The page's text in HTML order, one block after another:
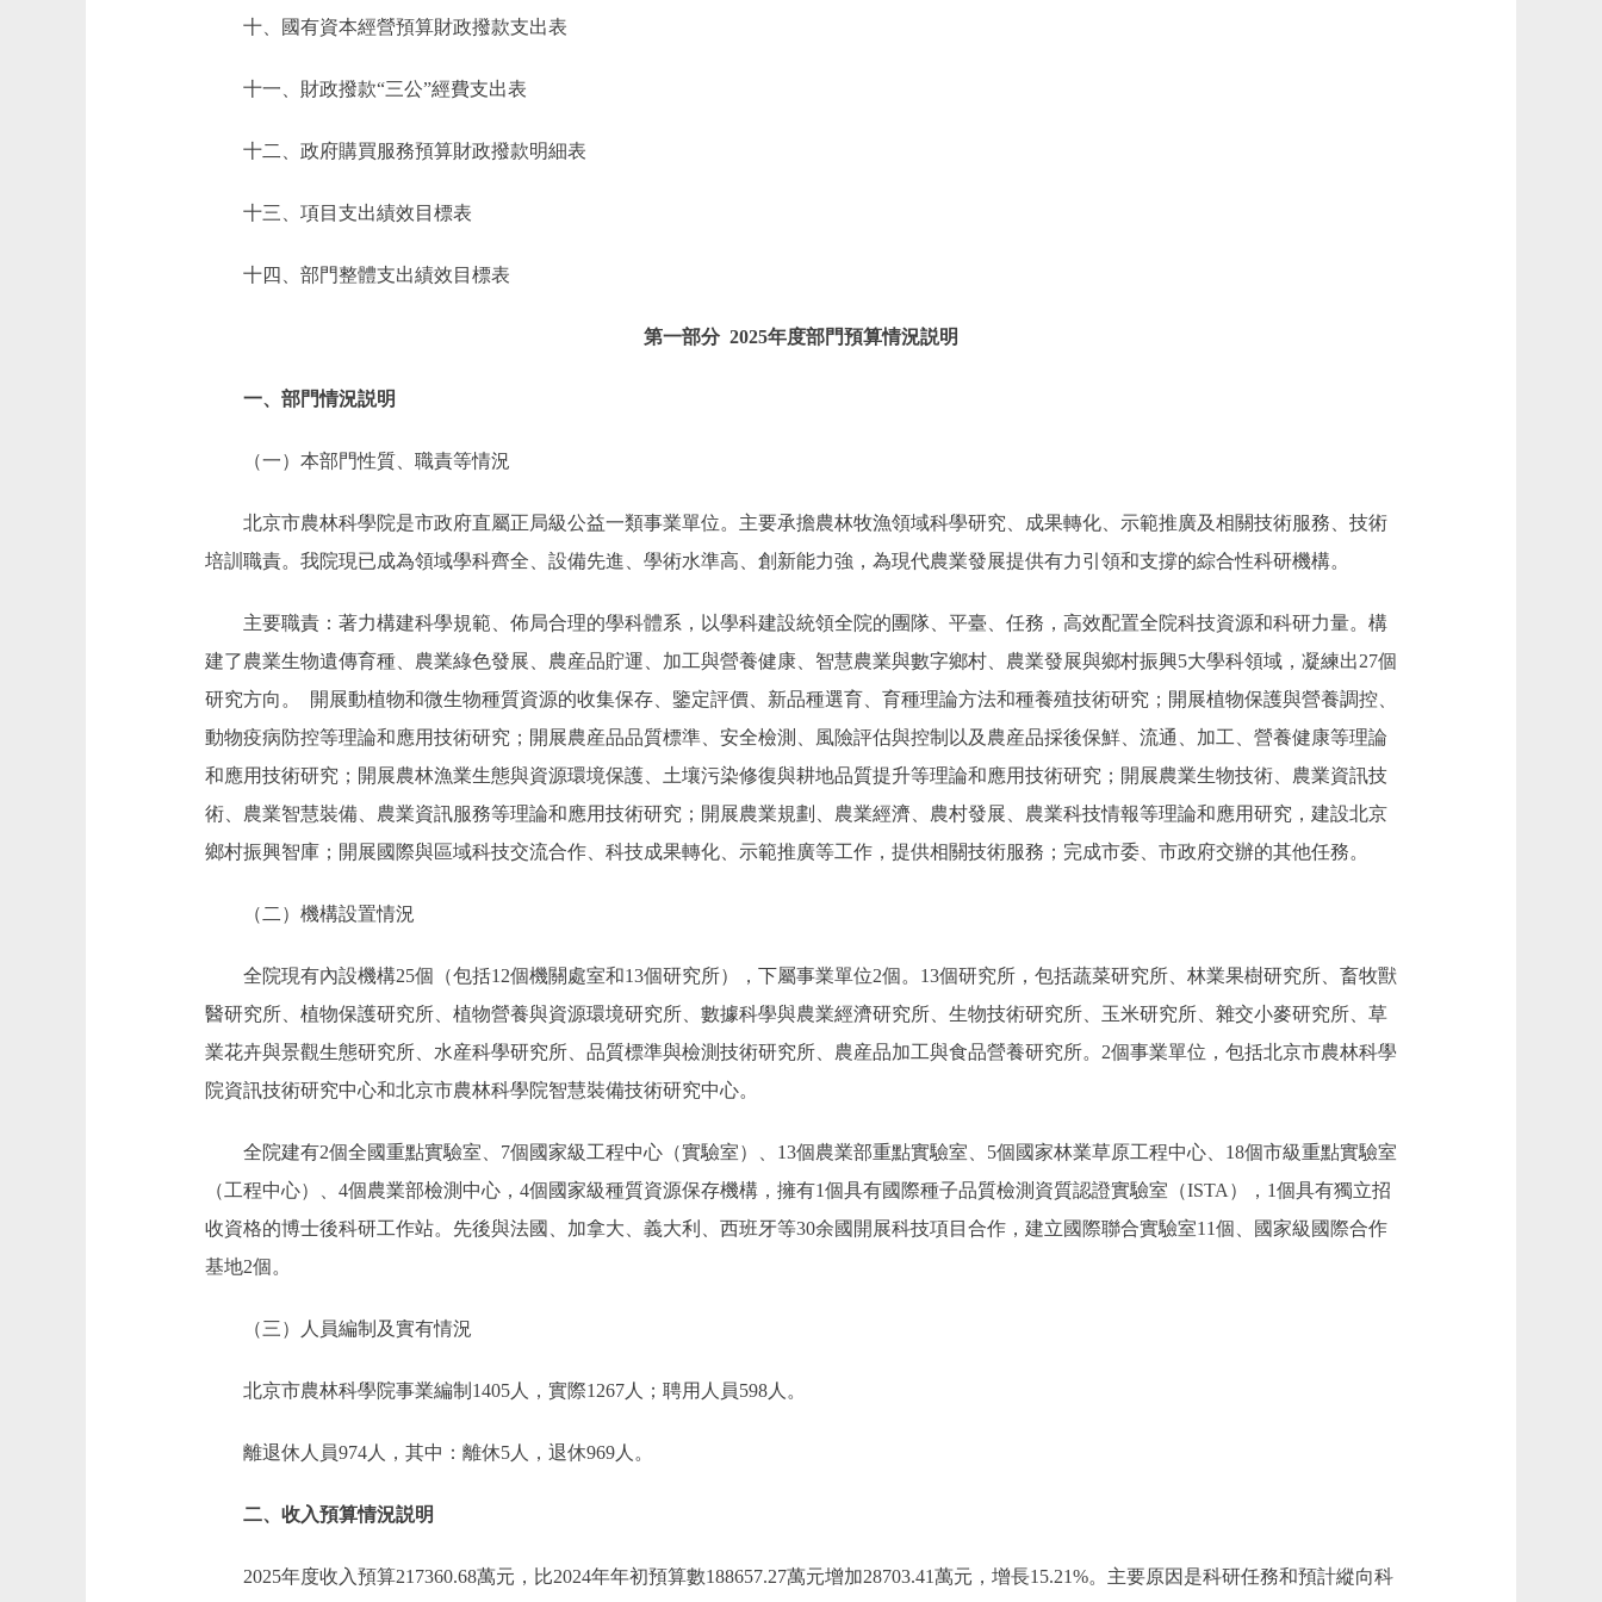
十、國有資本經營預算財政撥款支出表
十一、財政撥款“三公”經費支出表
十二、政府購買服務預算財政撥款明細表
十三、項目支出績效目標表
十四、部門整體支出績效目標表
第一部分 2025年度部門預算情況説明
一、部門情況説明
（一）本部門性質、職責等情況
北京市農林科學院是市政府直屬正局級公益一類事業單位。主要承擔農林牧漁領域科學研究、成果轉化、示範推廣及相關技術服務、技術
培訓職責。我院現已成為領域學科齊全、設備先進、學術水準高、創新能力強，為現代農業發展提供有力引領和支撐的綜合性科研機構。
主要職責：著力構建科學規範、佈局合理的學科體系，以學科建設統領全院的團隊、平臺、任務，高效配置全院科技資源和科研力量。構
建了農業生物遺傳育種、農業綠色發展、農産品貯運、加工與營養健康、智慧農業與數字鄉村、農業發展與鄉村振興5大學科領域，凝練出27個
研究方向。 開展動植物和微生物種質資源的收集保存、鑒定評價、新品種選育、育種理論方法和種養殖技術研究；開展植物保護與營養調控、
動物疫病防控等理論和應用技術研究；開展農産品品質標準、安全檢測、風險評估與控制以及農産品採後保鮮、流通、加工、營養健康等理論
和應用技術研究；開展農林漁業生態與資源環境保護、土壤污染修復與耕地品質提升等理論和應用技術研究；開展農業生物技術、農業資訊技
術、農業智慧裝備、農業資訊服務等理論和應用技術研究；開展農業規劃、農業經濟、農村發展、農業科技情報等理論和應用研究，建設北京
鄉村振興智庫；開展國際與區域科技交流合作、科技成果轉化、示範推廣等工作，提供相關技術服務；完成市委、市政府交辦的其他任務。
（二）機構設置情況
全院現有內設機構25個（包括12個機關處室和13個研究所），下屬事業單位2個。13個研究所，包括蔬菜研究所、林業果樹研究所、畜牧獸
醫研究所、植物保護研究所、植物營養與資源環境研究所、數據科學與農業經濟研究所、生物技術研究所、玉米研究所、雜交小麥研究所、草
業花卉與景觀生態研究所、水産科學研究所、品質標準與檢測技術研究所、農産品加工與食品營養研究所。2個事業單位，包括北京市農林科學
院資訊技術研究中心和北京市農林科學院智慧裝備技術研究中心。
全院建有2個全國重點實驗室、7個國家級工程中心（實驗室）、13個農業部重點實驗室、5個國家林業草原工程中心、18個市級重點實驗室
（工程中心）、4個農業部檢測中心，4個國家級種質資源保存機構，擁有1個具有國際種子品質檢測資質認證實驗室（ISTA），1個具有獨立招
收資格的博士後科研工作站。先後與法國、加拿大、義大利、西班牙等30余國開展科技項目合作，建立國際聯合實驗室11個、國家級國際合作
基地2個。
（三）人員編制及實有情況
北京市農林科學院事業編制1405人，實際1267人；聘用人員598人。
離退休人員974人，其中：離休5人，退休969人。
二、收入預算情況説明
2025年度收入預算217360.68萬元，比2024年年初預算數188657.27萬元增加28703.41萬元，增長15.21%。主要原因是科研任務和預計縱向科